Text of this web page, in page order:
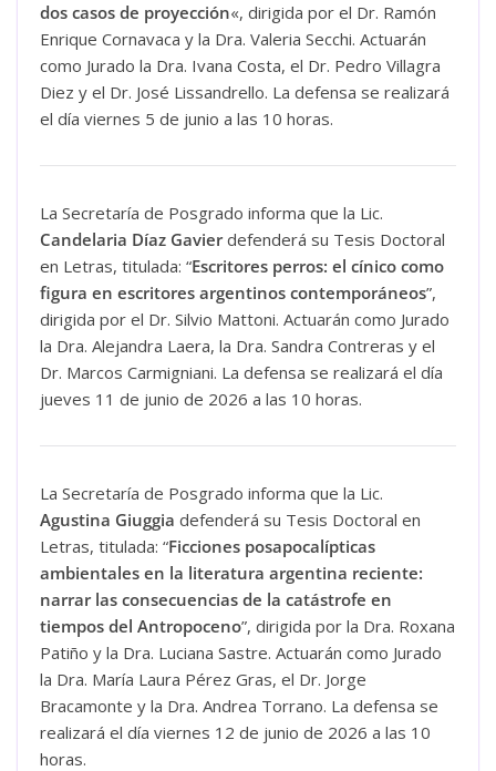
dos casos de proyección«, dirigida por el Dr. Ramón
Enrique Cornavaca y la Dra. Valeria Secchi. Actuarán
como Jurado la Dra. Ivana Costa, el Dr. Pedro Villagra
Diez y el Dr. José Lissandrello. La defensa se realizará
el día viernes 5 de junio a las 10 horas.
La Secretaría de Posgrado informa que la Lic.
Candelaria Díaz Gavierdefenderá su Tesis Doctoral
en Letras, titulada: “Escritores perros: el cínico como
figura en escritores argentinos contemporáneos”,
dirigida por el Dr. Silvio Mattoni. Actuarán como Jurado
la Dra. Alejandra Laera, la Dra. Sandra Contreras y el
Dr. Marcos Carmigniani. La defensa se realizará el día
jueves 11 de junio de 2026 a las 10 horas.
La Secretaría de Posgrado informa que la Lic.
Agustina Giuggia defenderá su Tesis Doctoral en
Letras, titulada: “Ficciones posapocalípticas
ambientales en la literatura argentina reciente:
narrar las consecuencias de la catástrofe en
tiempos del Antropoceno”, dirigida por la Dra. Roxana
Patiño y la Dra. Luciana Sastre. Actuarán como Jurado
la Dra. María Laura Pérez Gras, el Dr. Jorge
Bracamonte y la Dra. Andrea Torrano. La defensa se
realizará el día viernes 12 de junio de 2026 a las 10
horas.